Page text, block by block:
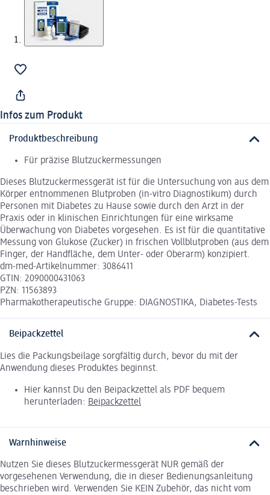
Infos zum Produkt
Produktbeschreibung
Für präzise Blutzuckermessungen
Dieses Blutzuckermessgerät ist für die Untersuchung von aus dem
Körper entnommenen Blutproben (in-vitro Diagnostikum) durch
Personen mit Diabetes zu Hause sowie durch den Arzt in der
Praxis oder in klinischen Einrichtungen für eine wirksame
Überwachung von Diabetes vorgesehen. Es ist für die quantitative
Messung von Glukose (Zucker) in frischen Vollblutproben (aus dem
Finger, der Handfläche, dem Unter- oder Oberarm) konzipiert.
dm-med-Artikelnummer: 3086411
GTIN: 2090000431063
PZN: 11563893
Pharmakotherapeutische Gruppe: DIAGNOSTIKA, Diabetes-Tests
Beipackzettel
Lies die Packungsbeilage sorgfältig durch, bevor du mit der
Anwendung dieses Produktes beginnst.
Hier kannst Du den Beipackzettel als PDF bequem
herunterladen: Beipackzettel
Warnhinweise
Nutzen Sie dieses Blutzuckermessgerät NUR gemäß der
vorgesehenen Verwendung, die in dieser Bedienungsanleitung
beschrieben wird. Verwenden Sie KEIN Zubehör, das nicht vom